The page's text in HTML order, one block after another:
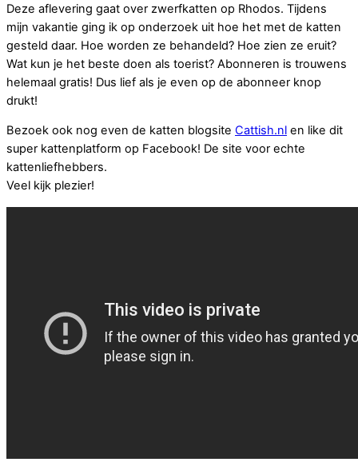
Deze aflevering gaat over zwerfkatten op Rhodos. Tijdens
mijn vakantie ging ik op onderzoek uit hoe het met de katten
gesteld daar. Hoe worden ze behandeld? Hoe zien ze eruit?
Wat kun je het beste doen als toerist? Abonneren is trouwens
helemaal gratis! Dus lief als je even op de abonneer knop
drukt!
Bezoek ook nog even de katten blogsite Cattish.nl en like dit
super kattenplatform op Facebook! De site voor echte
kattenliefhebbers.
Veel kijk plezier!